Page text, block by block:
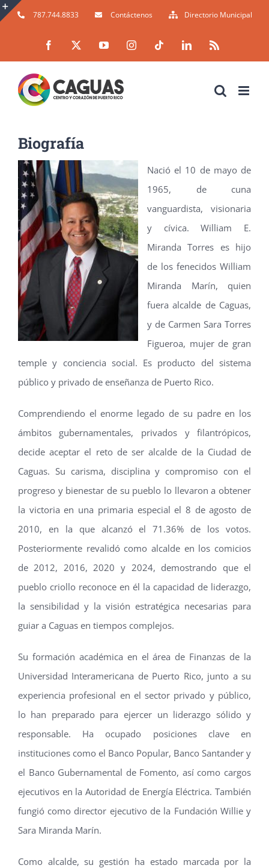
Skip
787.744.8833 Contáctenos Directorio Municipal
Facebook YouTubeInstagramTiktok LinkedIn
Biografía
Nació el 10 de mayo de
1965, de cuna
vanguardista, visionaria
y cívica. William E.
Miranda Torres es hijo
de los fenecidos William
Miranda Marín, quien
fuera alcalde de Caguas,
y de Carmen Sara Torres
Figueroa, mujer de gran
temple y conciencia social. Es producto del sistema
público y privado de enseñanza de Puerto Rico.
Comprendiendo el enorme legado de su padre en los
ámbitos gubernamentales, privados y filantrópicos,
decide aceptar el reto de ser alcalde de la Ciudad de
Caguas. Su carisma, disciplina y compromiso con el
progreso y bienestar de su pueblo lo llevaron a obtener
la victoria en una primaria especial el 8 de agosto de
2010, en la que alcanzó el 71.36% de los votos.
Posteriormente revalidó como alcalde en los comicios
de 2012, 2016, 2020 y 2024, demostrando que el
pueblo criollo reconoce en él la capacidad de liderazgo,
la sensibilidad y la visión estratégica necesarias para
guiar a Caguas en tiempos complejos.
Su formación académica en el área de Finanzas de la
Universidad Interamericana de Puerto Rico, junto a su
experiencia profesional en el sector privado y público,
lo han preparado para ejercer un liderazgo sólido y
responsable. Ha ocupado posiciones clave en
instituciones como el Banco Popular, Banco Santander y
el Banco Gubernamental de Fomento, así como cargos
ejecutivos en la Autoridad de Energía Eléctrica. También
fungió como director ejecutivo de la Fundación Willie y
Sara Miranda Marín.
Como alcalde, su gestión ha estado marcada por la